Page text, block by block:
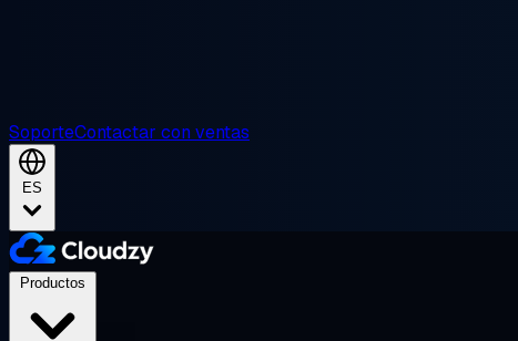
SoporteContactar con ventas
ES